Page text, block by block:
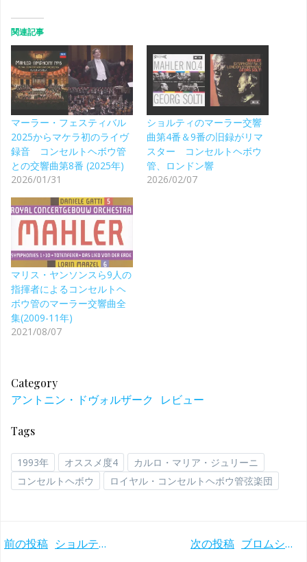
関連記事
マーラー・フェスティバル
2025からマケラ初のライヴ
録音 コンセルトヘボウ管
との交響曲第8番 (2025年)
2026/01/31
ショルティのマーラー交響
曲第4番＆9番の旧録がリマ
スター コンセルトヘボウ
管、ロンドン響
2026/02/07
マリス・ヤンソンスら9人の
指揮者によるコンセルトヘ
ボウ管のマーラー交響曲全
集(2009-11年)
2021/08/07
Category
アントニン・ドヴォルザーク レビュー
Tags
1993年 オススメ度4
カルロ・マリア・ジュリーニ
コンセルトヘボウ
ロイヤル・コンセルトヘボウ管弦楽団
Post
前の投稿 ショルティの意外な名盤 ウィーンフィルとのシューベルト『ザ・グレート』 (1981年)
Post次の投稿 ブロムシュテット97歳の誕生日 バンベルク響との聖フローリアンライヴ・ブルックナー9番 (2024年7月11日)